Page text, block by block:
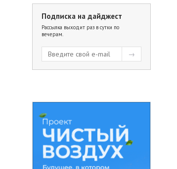
Подписка на дайджест
Рассылка выходит раз в сутки по
вечерам.